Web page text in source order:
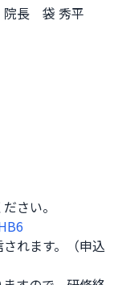
院長　袋 秀平
さい。
れます。（申込